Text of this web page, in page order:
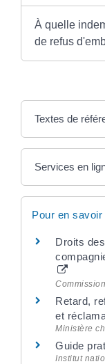
À quelle
de refus
Textes de
Services en
Pour en savoir
Droits
Retard,
et
Ministère
Guide
Institut